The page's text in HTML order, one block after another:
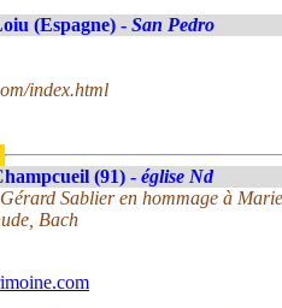
(Espagne) - San Pedro
index.html
(91) - église Nd
Sablier en hommage à
Bach